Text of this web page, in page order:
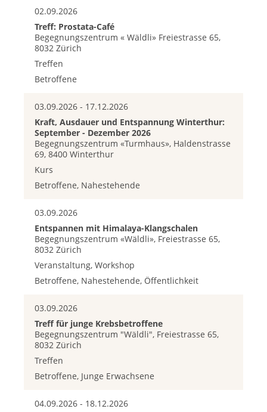
02.09.2026
Treff: Prostata-Café
Begegnungszentrum « Wäldli» Freiestrasse 65,
8032 Zürich
Treffen
Betroffene
03.09.2026 - 17.12.2026
Kraft, Ausdauer und Entspannung Winterthur:
September - Dezember 2026
Begegnungszentrum «Turmhaus», Haldenstrasse
69, 8400 Winterthur
Kurs
Betroffene, Nahestehende
03.09.2026
Entspannen mit Himalaya-Klangschalen
Begegnungszentrum «Wäldli», Freiestrasse 65,
8032 Zürich
Veranstaltung, Workshop
Betroffene, Nahestehende, Öffentlichkeit
03.09.2026
Treff für junge Krebsbetroffene
Begegnungszentrum "Wäldli", Freiestrasse 65,
8032 Zürich
Treffen
Betroffene, Junge Erwachsene
04.09.2026 - 18.12.2026